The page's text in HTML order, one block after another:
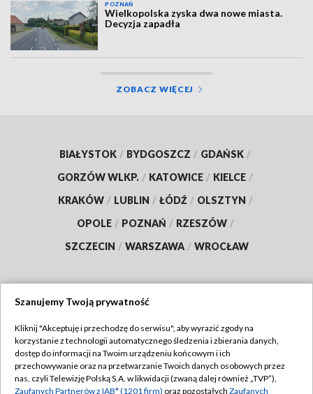
POZNAŃ
Wielkopolska zyska dwa nowe miasta.
Decyzja zapadła
ZOBACZ WIĘCEJ
BIAŁYSTOK / BYDGOSZCZ / GDAŃSK /
GORZÓW WLKP. / KATOWICE / KIELCE /
KRAKÓW / LUBLIN / ŁÓDŹ / OLSZTYN /
OPOLE / POZNAŃ / RZESZÓW /
SZCZECIN / WARSZAWA / WROCŁAW
TVP
Abonament TVP
Emisja w TVP
Regulamin TVP
Szanujemy Twoją prywatność
Kliknij "Akceptuję i przechodzę do serwisu", aby wyrazić zgody na
korzystanie z technologii automatycznego śledzenia i zbierania danych,
dostęp do informacji na Twoim urządzeniu końcowym i ich
przechowywanie oraz na przetwarzanie Twoich danych osobowych przez
nas, czyli Telewizję Polską S.A. w likwidacji (zwaną dalej również „TVP”),
Zaufanych Partnerów z IAB* (1201 firm) oraz pozostałych Zaufanych